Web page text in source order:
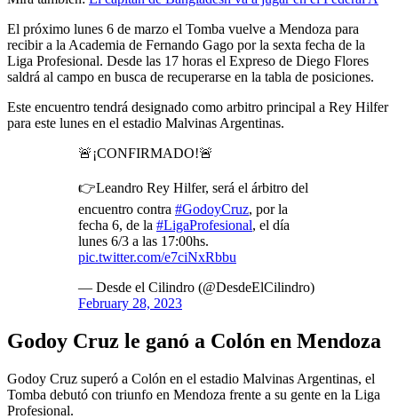
El próximo lunes 6 de marzo el Tomba vuelve a Mendoza para
recibir a la Academia de Fernando Gago por la sexta fecha de la
Liga Profesional. Desde las 17 horas el Expreso de Diego Flores
saldrá al campo en busca de recuperarse en la tabla de posiciones.
Este encuentro tendrá designado como arbitro principal a Rey Hilfer
para este lunes en el estadio Malvinas Argentinas.
🚨¡CONFIRMADO!🚨
👉Leandro Rey Hilfer, será el árbitro del
encuentro contra #GodoyCruz, por la
fecha 6, de la #LigaProfesional, el día
lunes 6/3 a las 17:00hs.
pic.twitter.com/e7ciNxRbbu
— Desde el Cilindro (@DesdeElCilindro)
February 28, 2023
Godoy Cruz le ganó a Colón en Mendoza
Godoy Cruz superó a Colón en el estadio Malvinas Argentinas, el
Tomba debutó con triunfo en Mendoza frente a su gente en la Liga
Profesional.